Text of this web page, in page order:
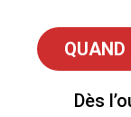
QUAND
Dès